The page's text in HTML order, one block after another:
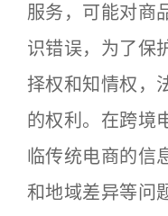
服务，可能对商
识错误，为了保
择权和知情权，
的权利。在跨境
临传统电商的信
和地域差异等问